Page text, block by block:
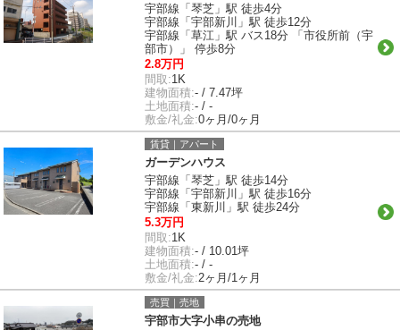
宇部線「琴芝」駅 徒歩4分
宇部線「宇部新川」駅 徒歩12分
宇部線「草江」駅 バス18分 「市役所前（宇
部市）」 停歩8分
2.8万円
間取:1K
建物面積:- / 7.47坪
土地面積:- / -
敷金/礼金:0ヶ月/0ヶ月
賃貸｜アパート
ガーデンハウス
宇部線「琴芝」駅 徒歩14分
宇部線「宇部新川」駅 徒歩16分
宇部線「東新川」駅 徒歩24分
5.3万円
間取:1K
建物面積:- / 10.01坪
土地面積:- / -
敷金/礼金:2ヶ月/1ヶ月
売買｜売地
宇部市大字小串の売地